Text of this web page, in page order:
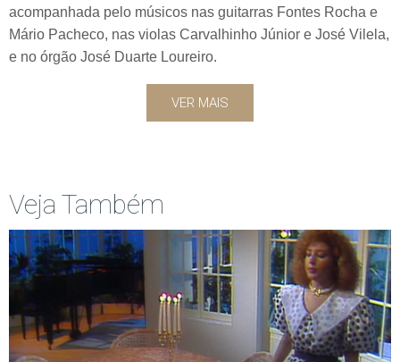
acompanhada pelo músicos nas guitarras Fontes Rocha e
Mário Pacheco, nas violas Carvalhinho Júnior e José Vilela,
e no órgão José Duarte Loureiro.
VER MAIS
Veja Também